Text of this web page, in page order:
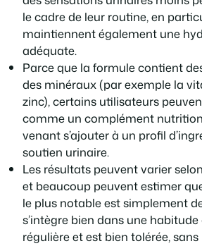
le cadre de leur routine, en
maintiennent également une
adéquate.
Parce que la formule contient
des minéraux (par exemple la
zinc), certains utilisateurs
comme un complément
venant s’ajouter à un profil
soutien urinaire.
Les résultats peuvent varier
et beaucoup peuvent estimer
le plus notable est simplement
s’intègre bien dans une
régulière et est bien tolérée,